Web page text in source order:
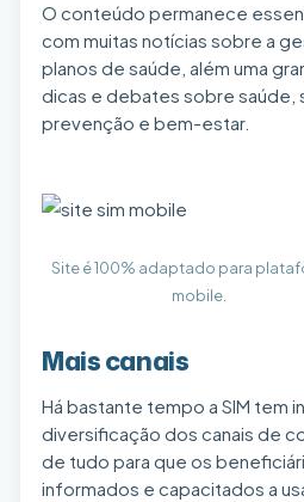
O conteúdo permanece
com muitas notícias sobre a
planos de saúde, além uma
dicas e debates sobre
prevenção e bem-estar.
Site é 100% adaptado para
mobile.
Mais canais
Há bastante tempo a SIM tem
diversificação dos canais de
de tudo para que os
informados e capacitados a